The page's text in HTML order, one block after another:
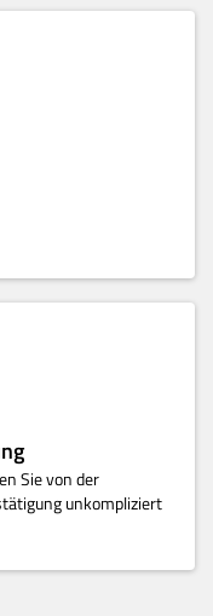
Sie von der
unkompliziert